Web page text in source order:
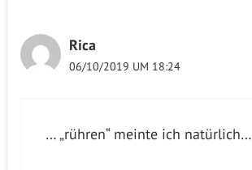
Rica
06/10/2019 UM 18:24
… „rühren“ meinte ich natürlich…